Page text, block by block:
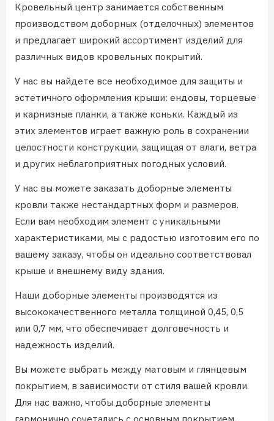
Кровельный центр занимается собственным
производством доборных (отделочных) элементов
и предлагает широкий ассортимент изделий для
различных видов кровельных покрытий.
У нас вы найдете все необходимое для защиты и
эстетичного оформления крыши: ендовы, торцевые
и карнизные планки, а также коньки. Каждый из
этих элементов играет важную роль в сохранении
целостности конструкции, защищая от влаги, ветра
и других неблагоприятных погодных условий.
У нас вы можете заказать доборные элементы
кровли также нестандартных форм и размеров.
Если вам необходим элемент с уникальными
характеристиками, мы с радостью изготовим его по
вашему заказу, чтобы он идеально соответствовал
крыше и внешнему виду здания.
Наши доборные элементы производятся из
высококачественного металла толщиной 0,45, 0,5
или 0,7 мм, что обеспечивает долговечность и
надежность изделий.
Вы можете выбрать между матовым и глянцевым
покрытием, в зависимости от стиля вашей кровли.
Для нас важно, чтобы доборные элементы